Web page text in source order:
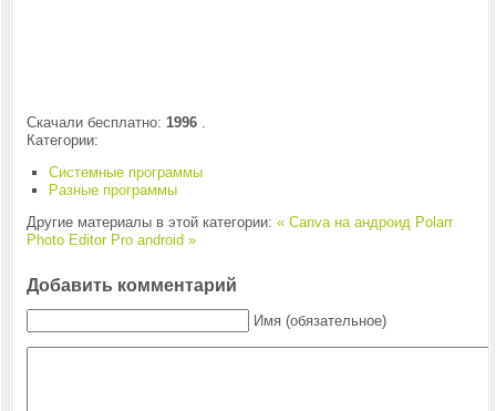
Скачали бесплатно: 1996.
Категории:
Системные программы
Разные программы
Другие материалы в этой категории: « Canva на андроид Polarr
Photo Editor Pro android »
Добавить комментарий
Имя (обязательное)